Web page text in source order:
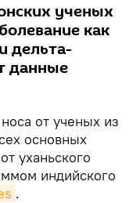
ученых
как
дельта-
данные
от ученых из
основных
уханьского
индийского
.